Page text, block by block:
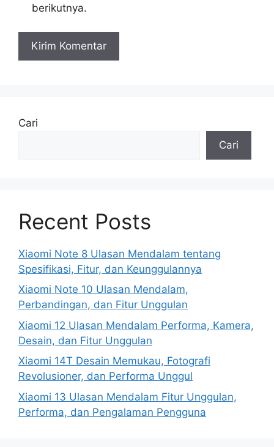
berikutnya.
Cari
Cari
Recent Posts
Xiaomi Note 8 Ulasan Mendalam tentang
Spesifikasi, Fitur, dan Keunggulannya
Xiaomi Note 10 Ulasan Mendalam,
Perbandingan, dan Fitur Unggulan
Xiaomi 12 Ulasan Mendalam Performa, Kamera,
Desain, dan Fitur Unggulan
Xiaomi 14T Desain Memukau, Fotografi
Revolusioner, dan Performa Unggul
Xiaomi 13 Ulasan Mendalam Fitur Unggulan,
Performa, dan Pengalaman Pengguna